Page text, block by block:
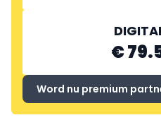
€
Word nu premium